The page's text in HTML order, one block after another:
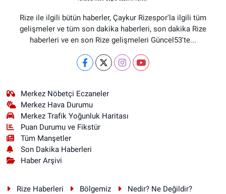
Rize ile ilgili bütün haberler, Çaykur Rizespor'la ilgili tüm
gelişmeler ve tüm son dakika haberleri, son dakika Rize
haberleri ve en son Rize gelişmeleri Güncel53'te...
Merkez Nöbetçi Eczaneler
Merkez Hava Durumu
Merkez Trafik Yoğunluk Haritası
Puan Durumu ve Fikstür
Tüm Manşetler
Son Dakika Haberleri
Haber Arşivi
Rize Haberleri Bölgemiz Nedir? Ne Değildir?